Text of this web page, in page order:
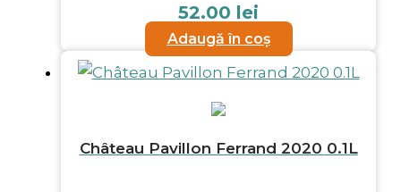
52.00 lei
Adaugă în coș
Château Pavillon Ferrand 2020 0.1L